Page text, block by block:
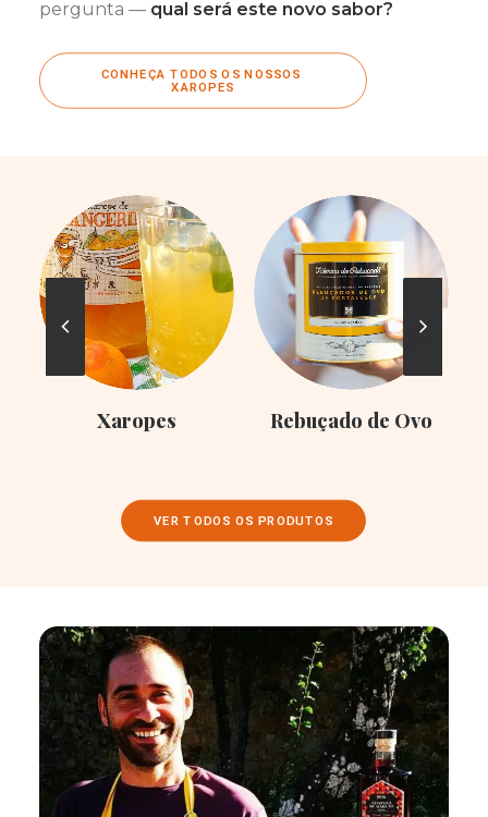
pergunta — qual será este novo sabor?
CONHEÇA TODOS OS NOSSOS
XAROPES
Xaropes Rebuçado de Ovo
VER TODOS OS PRODUTOS